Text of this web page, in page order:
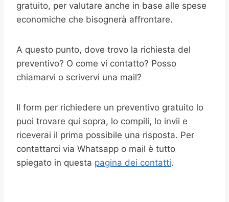
gratuito, per valutare anche in base alle spese
economiche che bisognerà affrontare.
A questo punto, dove trovo la richiesta del
preventivo? O come vi contatto? Posso
chiamarvi o scrivervi una mail?
Il form per richiedere un preventivo gratuito lo
puoi trovare qui sopra, lo compili, lo invii e
riceverai il prima possibile una risposta. Per
contattarci via Whatsapp o mail è tutto
spiegato in questa pagina dei contatti.